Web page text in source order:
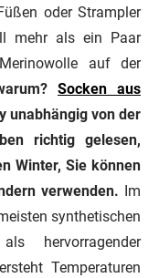
oder Strampler
mehr als ein Paar
auf der
Socken aus
unabhängig von der
richtig gelesen,
Winter, Sie können
verwenden. Im
synthetischen
hervorragender
Temperaturen